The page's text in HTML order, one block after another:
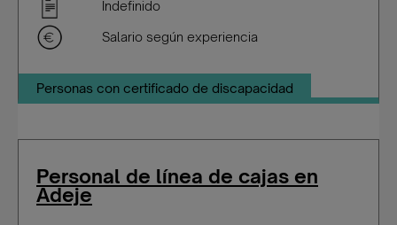
Indefinido
Salario según experiencia
Personas con certificado de discapacidad
Personal de línea de cajas en
Adeje